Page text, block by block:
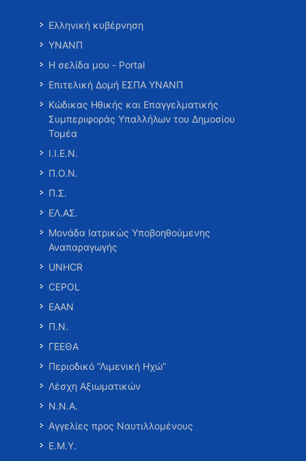
Ελληνική κυβέρνηση
ΥΝΑΝΠ
Η σελίδα μου - Portal
Επιτελική Δομή ΕΣΠΑ ΥΝΑΝΠ
Κώδικας Ηθικής και Επαγγελματικής
Συμπεριφοράς Υπαλλήλων του Δημοσίου
Τομέα
Ι.Ι.Ε.Ν.
Π.Ο.Ν.
Π.Σ.
ΕΛ.ΑΣ.
Μονάδα Ιατρικώς Υποβοηθούμενης
Αναπαραγωγής
UNHCR
CEPOL
ΕΑΑΝ
Π.Ν.
ΓΕΕΘΑ
Περιοδικό “Λιμενική Ηχώ”
Λέσχη Αξιωματικών
Ν.Ν.Α.
Αγγελίες προς Ναυτιλλομένους
Ε.Μ.Υ.